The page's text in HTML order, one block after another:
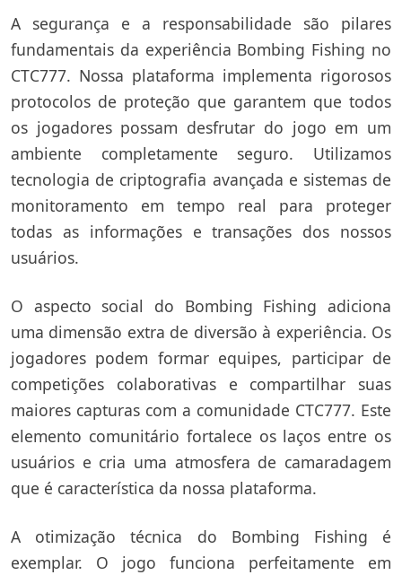
A segurança e a responsabilidade são pilares
fundamentais da experiência Bombing Fishing no
CTC777. Nossa plataforma implementa rigorosos
protocolos de proteção que garantem que todos
os jogadores possam desfrutar do jogo em um
ambiente completamente seguro. Utilizamos
tecnologia de criptografia avançada e sistemas de
monitoramento em tempo real para proteger
todas as informações e transações dos nossos
usuários.
O aspecto social do Bombing Fishing adiciona
uma dimensão extra de diversão à experiência. Os
jogadores podem formar equipes, participar de
competições colaborativas e compartilhar suas
maiores capturas com a comunidade CTC777. Este
elemento comunitário fortalece os laços entre os
usuários e cria uma atmosfera de camaradagem
que é característica da nossa plataforma.
A otimização técnica do Bombing Fishing é
exemplar. O jogo funciona perfeitamente em